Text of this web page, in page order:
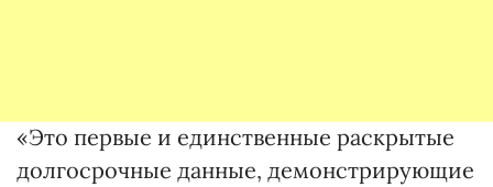
«Это первые и единственные раскрытые
долгосрочные данные, демонстрирующие